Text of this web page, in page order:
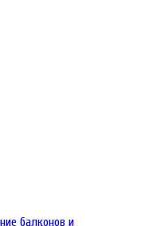
балконов и